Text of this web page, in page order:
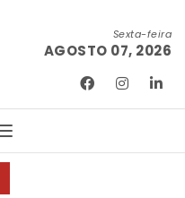
Sexta-feira
AGOSTO 07, 2026
Toggle